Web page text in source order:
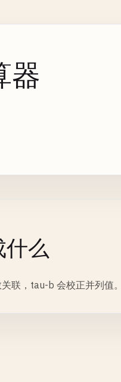
器
么
联，tau-b 会校正并列值。